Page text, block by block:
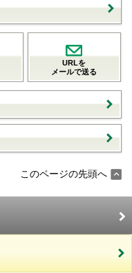
URLを
メールで送る
このページの先頭へ